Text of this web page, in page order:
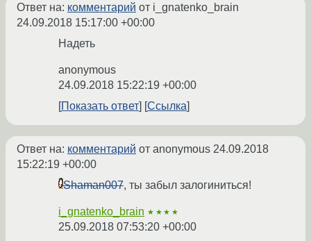
Ответ на: комментарий от i_gnatenko_brain
24.09.2018 15:17:00 +00:00
Надеть
anonymous
24.09.2018 15:22:19 +00:00
Показать ответ
Ссылка
Ответ на: комментарий от anonymous 24.09.2018
15:22:19 +00:00
Shaman007, ты забыл залогиниться!
i_gnatenko_brain ★★★★
25.09.2018 07:53:20 +00:00